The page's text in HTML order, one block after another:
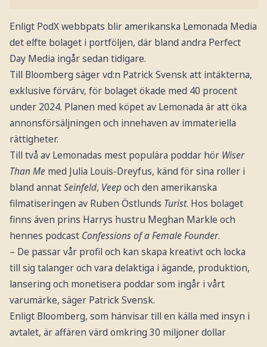
Enligt PodX webbpats blir amerikanska Lemonada Media
det elfte bolaget i portföljen, där bland andra Perfect
Day Media ingår sedan tidigare.
Till Bloomberg säger vd:n Patrick Svensk att intäkterna,
exklusive förvärv, för bolaget ökade med 40 procent
under 2024. Planen med köpet av Lemonada är att öka
annonsförsäljningen och innehaven av immateriella
rättigheter.
Till två av Lemonadas mest populära poddar hör Wiser
Than Me med Julia Louis-Dreyfus, känd för sina roller i
bland annatSeinfeld, Veepoch den amerikanska
filmatiseringen av Ruben Östlunds Turist. Hos bolaget
finns även prins Harrys hustru Meghan Markle och
hennes podcast Confessions of a Female Founder.
– De passar vår profil och kan skapa kreativt och locka
till sig talanger och vara delaktiga i ägande, produktion,
lansering och monetisera poddar som ingår i vårt
varumärke, säger Patrick Svensk.
Enligt Bloomberg, som hänvisar till en källa med insyn i
avtalet, är affären värd omkring 30 miljoner dollar